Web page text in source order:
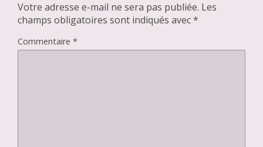
Votre adresse e-mail ne sera pas publiée. Les
champs obligatoires sont indiqués avec*
Commentaire *